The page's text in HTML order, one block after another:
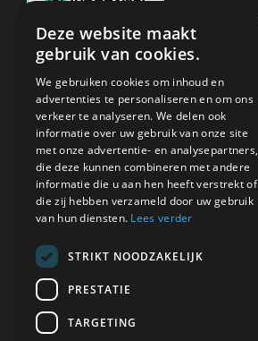
ONDERSTEUNING
Privacy & Policy
Contact Channels
BETAAL VEILIG BIJ ONS
De betaling wordt versleuteld en
Deze website maakt
gebruik van cookies.
We gebruiken cookies om inhoud en
advertenties te personaliseren en om ons
verkeer te analyseren. We delen ook
informatie over uw gebruik van onze site
met onze advertentie- en analysepartners,
die deze kunnen combineren met andere
informatie die u aan hen heeft verstrekt of
die zij hebben verzameld door uw gebruik
van hun diensten. Lees verder
STRIKT NOODZAKELIJK
PRESTATIE
TARGETING